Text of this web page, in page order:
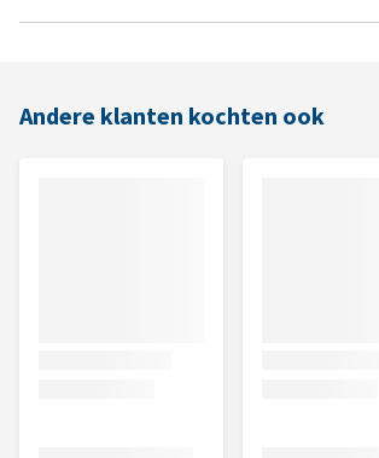
Andere klanten kochten ook